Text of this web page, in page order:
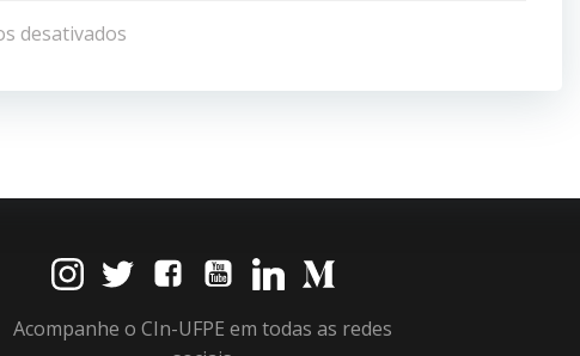
de
Post
desativados
Acompanhe o CIn-UFPE em todas as redes